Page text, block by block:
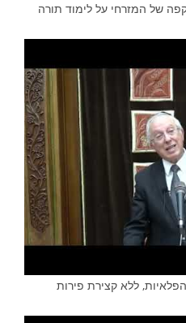
של המזרחי על לימוד תורה
ללא קצירת פירות